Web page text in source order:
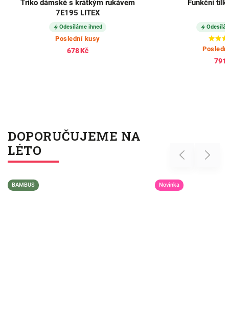
Triko dámské s krátkým rukávem
7E195 LITEX
Odesíláme ihned
Poslední kusy
678 Kč
Funkční
791
DOPORUČUJEME NA
LÉTO
Previous
BAMBUS Novinka
Next